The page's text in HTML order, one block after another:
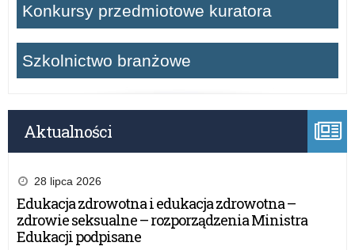
Konkursy przedmiotowe kuratora
Szkolnictwo branżowe
Aktualności
28 lipca 2026
Edukacja zdrowotna i edukacja zdrowotna –
zdrowie seksualne – rozporządzenia Ministra
Edukacji podpisane